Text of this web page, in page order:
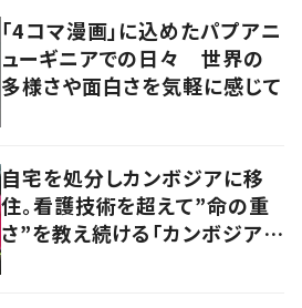
「4コマ漫画」に込めたパプアニ
ューギニアでの日々 世界の
多様さや面白さを気軽に感じて
自宅を処分しカンボジアに移
住。看護技術を超えて”命の重
さ”を教え続ける「カンボジアを